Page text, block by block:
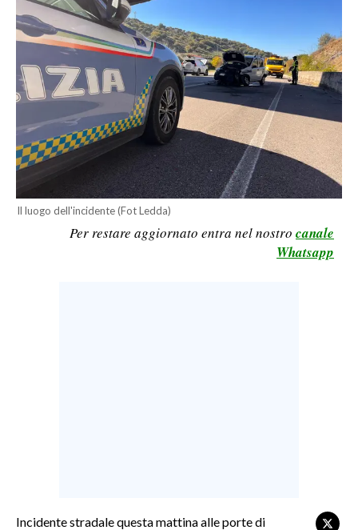
ITALIA
MONDO
POLITICA
SERVIZI ALLE IMPRESE
LAVORO
BANDI
SPORT IN SARDEGNA
Il luogo dell'incidente (Fot Ledda)
Per restare aggiornato entra nel nostro canale
Whatsapp
Incidente stradale questa mattina alle porte di